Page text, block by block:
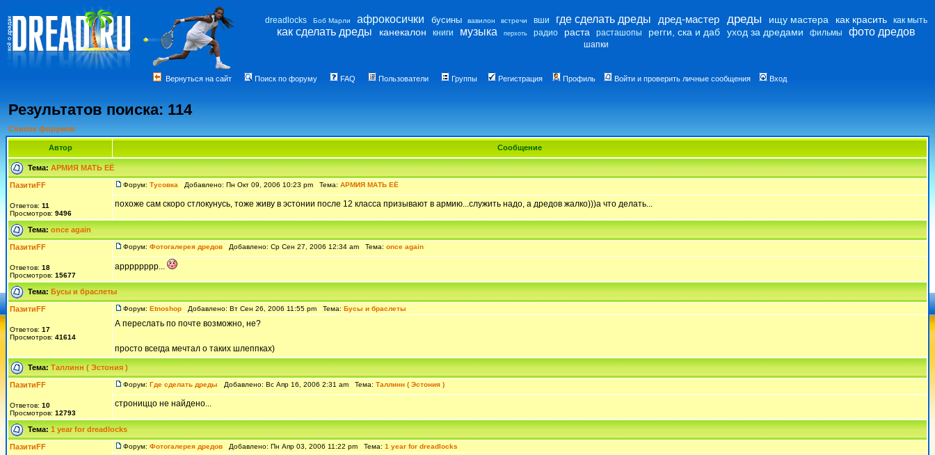
dreadlocks Боб Марли афрокосички бусины вавилон встречи вши где сделать дреды дред-мастер дреды ищу мастера как красить как мыть
как сделать дреды канекалон книги музыка перхоть радио раста расташопы регги, ска и даб уход за дредами фильмы фото дредов
шапки
Вернуться на сайт Поиск по форуму FAQ Пользователи Группы Регистрация Профиль Войти и проверить личные сообщения Вход
Результатов поиска: 114
Список форумов
Автор Сообщение
Тема: АРМИЯ МАТЬ ЕЁ
ПазитиFF
Ответов: 11
Просмотров: 9496
Форум: Тусовка Добавлено: Пн Окт 09, 2006 10:23 pm Тема: АРМИЯ МАТЬ ЕЁ
похоже сам скоро стлокунусь, тоже живу в эстонии после 12 класса призывают в армию...служить надо, а дредов жалко)))а что делать...
Тема: once again
ПазитиFF
Ответов: 18
Просмотров: 15677
Форум: Фотогалерея дредов Добавлено: Ср Сен 27, 2006 12:34 am Тема: once again
арррррррр...
Тема: Бусы и браслеты
ПазитиFF
Ответов: 17
Просмотров: 41614
Форум: Etnoshop Добавлено: Вт Сен 26, 2006 11:55 pm Тема: Бусы и браслеты
А переслать по почте возможно, не?
просто всегда мечтал о таких шлеппках)
Тема: Таллинн ( Эстония )
ПазитиFF
Ответов: 10
Просмотров: 12793
Форум: Где сделать дреды Добавлено: Вс Апр 16, 2006 2:31 am Тема: Таллинн ( Эстония )
строниццо не найдено...
Тема: 1 year for dreadlocks
ПазитиFF Форум: Фотогалерея дредов Добавлено: Пн Апр 03, 2006 11:22 pm Тема: 1 year for dreadlocks